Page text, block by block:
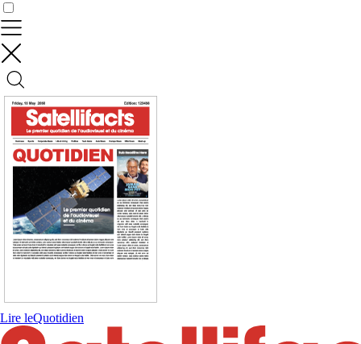
Lire leQuotidien
Contrôler vos données